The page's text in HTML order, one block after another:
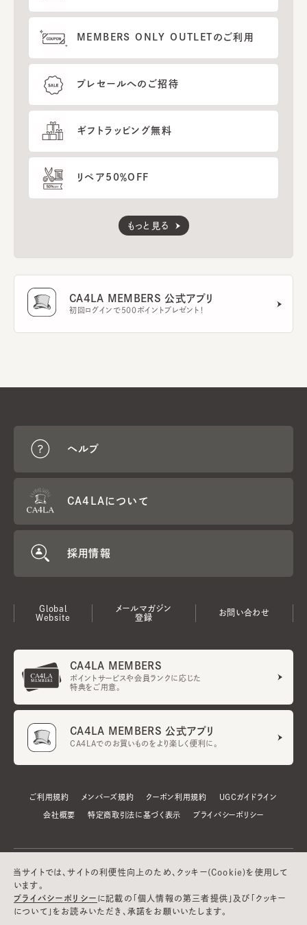
MEMBERS ONLY OUTLETのご利用
プレセールへのご招待
ギフトラッピング無料
リペア50％OFF
もっと見る
CA4LA MEMBERS 公式アプリ
初回ログインで500ポイントプレゼント！
ヘルプ
CA4LAについて
採用情報
Global
Website
メールマガジン
登録
お問い合わせ
CA4LA MEMBERS
ポイントサービスや会員ランクに応じた
特典をご用意。
CA4LA MEMBERS 公式アプリ
CA4LAでのお買いものをより楽しく便利に。
ご利用規約 メンバーズ規約 クーポン利用規約 UGCガイドライン
会社概要 特定商取引法に基づく表示 プライバシーポリシー
当サイトでは、サイトの利便性向上のため、クッキー(Cookie)を使用して
います。
プライバシーポリシー に記載の「個人情報の第三者提供」及び「クッキー
について」をお読みいただき、承諾をお願いいたします。